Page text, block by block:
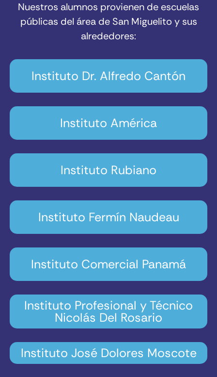
Nuestros alumnos provienen de escuelas
públicas del área de San Miguelito y sus
alrededores:
Instituto Dr. Alfredo Cantón
Instituto América
Instituto Rubiano
Instituto Fermín Naudeau
Instituto Comercial Panamá
Instituto Profesional y Técnico
Nicolás Del Rosario
Instituto José Dolores Moscote